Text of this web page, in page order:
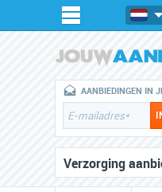
AANBIEDINGEN IN
Verzorging